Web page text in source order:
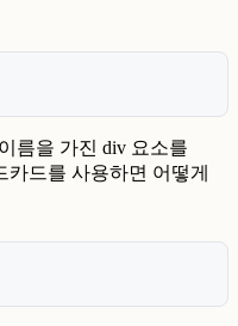
름을 가진 div 요소를
드를 사용하면 어떻게